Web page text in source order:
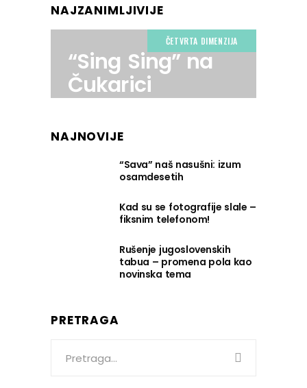
NAJZANIMLJIVIJE
ČETVRTA DIMENZIJA
“Sing Sing” na
Čukarici
NAJNOVIJE
“Sava” naš nasušni: izum
osamdesetih
Kad su se fotografije slale –
fiksnim telefonom!
Rušenje jugoslovenskih
tabua – promena pola kao
novinska tema
PRETRAGA